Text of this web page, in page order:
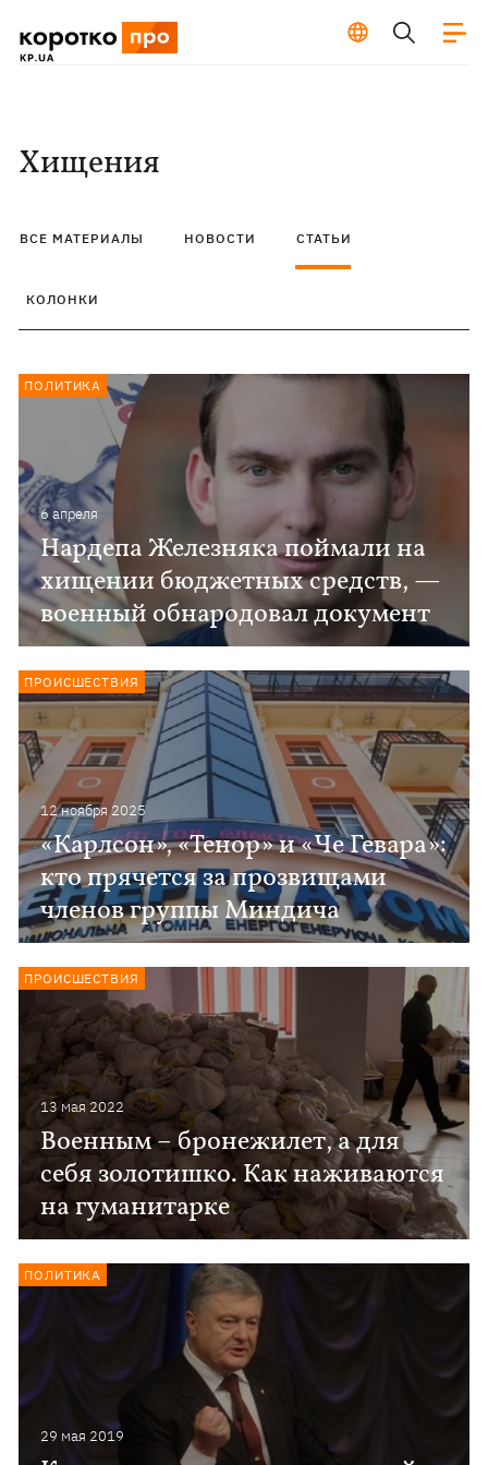
Хищения
ВСЕ МАТЕРИАЛЫ НОВОСТИ СТАТЬИ
КОЛОНКИ
6 апреля
Нардепа Железняка поймали на
хищении бюджетных средств, —
военный обнародовал документ
ПОЛИТИКА
12 ноября 2025
«Карлсон», «Тенор» и «Че Гевара»:
кто прячется за прозвищами
членов группы Миндича
ПРОИСШЕСТВИЯ
13 мая 2022
Военным – бронежилет, а для
себя золотишко. Как наживаются
на гуманитарке
ПРОИСШЕСТВИЯ
29 мая 2019
ПОЛИТИКА